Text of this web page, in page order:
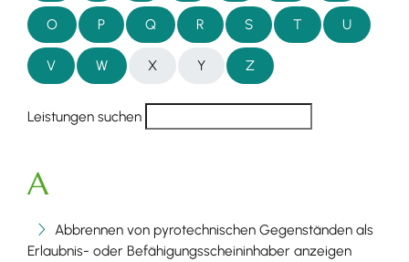
O P Q R S T U
V W X Y Z
Leistungen suchen
A
Abbrennen von pyrotechnischen Gegenständen als
Erlaubnis- oder Befähigungsscheininhaber anzeigen